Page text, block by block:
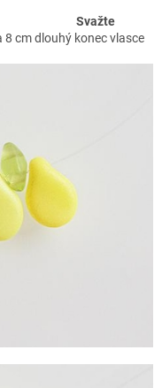
a 4xP. Svažte
8 cm dlouhý konec vlasce